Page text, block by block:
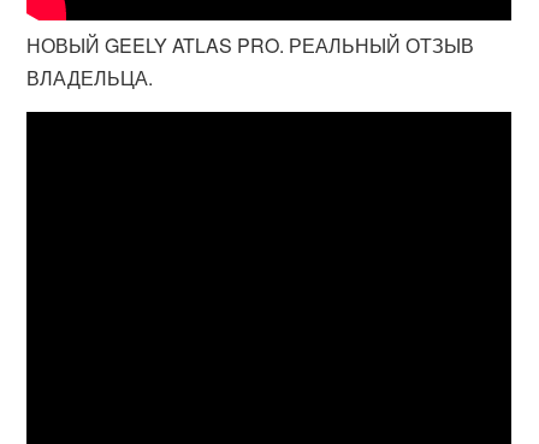
НОВЫЙ GEELY ATLAS PRO. РЕАЛЬНЫЙ ОТЗЫВ
ВЛАДЕЛЬЦА.